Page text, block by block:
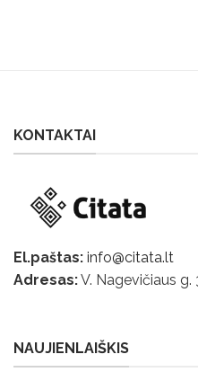
KONTAKTAI
El.paštas: info@citata.lt
Adresas:V. Nagevičiaus g.
NAUJIENLAIŠKIS